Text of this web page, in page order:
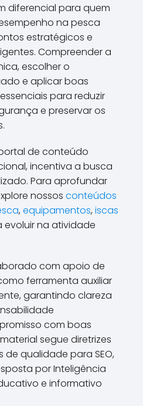
diferencial para quem
na pesca
estratégicos e
Compreender a
escolher o
e aplicar boas
para reduzir
e preservar os
de conteúdo
incentiva a busca
Para aprofundar
nossos conteúdos
,equipamentos,iscas
evoluir na atividade
com apoio de
ferramenta auxiliar
garantindo clareza
com boas
segue diretrizes
qualidade para SEO,
por Inteligência
e informativo